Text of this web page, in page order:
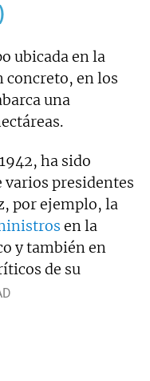
ubicada en la
concreto, en los
una
ha sido
presidentes
por ejemplo, la
en la
y también en
de su